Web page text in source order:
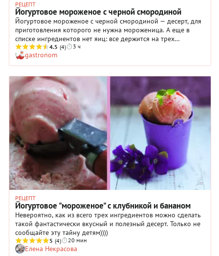
РЕЦЕПТ
Йогуртовое мороженое с черной смородиной
Йогуртовое мороженое с черной смородиной — десерт, для
приготовления которого не нужна мороженица. А еще в
списке ингредиентов нет яиц: все держится на трех
компонентах — натуральном йогурте, жирных сливках и
ягодном пюре. Мед или сахар добавляют сладость, но не
устраняют смородиновую кислинку — она остается главной
и контрастирует со сливочной мягкость. И никакого
ощущения жирности, как в случае с классическим
пломбиром! Йогурт дает легкость и приятную
кисломолочную ноту, а сливки — воздушность. Тертый
шоколад в финале — не просто украшение, но и текстурный
акцент. Домашнее йогуртовое мороженое со смородиной
требует времени на заморозку и несколько перемешиваний,
но активной работы — минут десять. В жару — то, что нужно.
4.5 (4) 3 ч
gastronom
РЕЦЕПТ
Йогуртовое "мороженое" с клубникой и бананом
Невероятно, как из всего трех ингредиентов можно сделать
такой фантастически вкусный и полезный десерт. Только не
сообщайте эту тайну детям))))
5 (4) 20 мин
Елена Некрасова